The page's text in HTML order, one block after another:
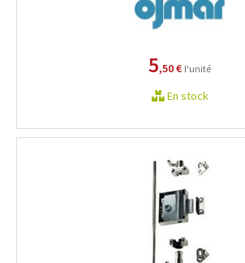
5,50 € l'unité
En stock